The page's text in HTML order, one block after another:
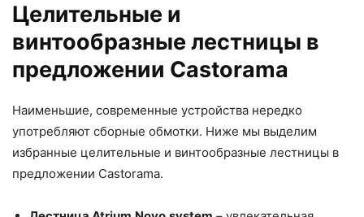
Целительные и
винтообразные лестницы в
предложении Castorama
Наименьшие, современные устройства нередко
употребляют сборные обмотки. Ниже мы выделим
избранные целительные и винтообразные лестницы в
предложении Castorama.